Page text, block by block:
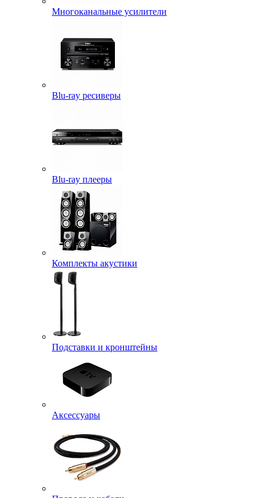
Многоканальные усилители
Blu-ray ресиверы
Blu-ray плееры
Комплекты акустики
Подставки и кронштейны
Аксессуары